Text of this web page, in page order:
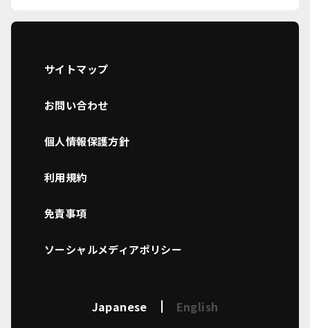
サイトマップ
お問い合わせ
個人情報保護方針
利用規約
免責事項
ソーシャルメディアポリシー
Japanese English